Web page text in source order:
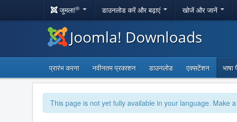
जूमला!® डाउनलोड करें और बढ़ाएं खोजें और जानें
Joomla! Downloads
प्रारंभ करना नवीनतम प्रकाशन डाउनलोड एक्सटेंशन
This page is not yet fully available in your language. Make